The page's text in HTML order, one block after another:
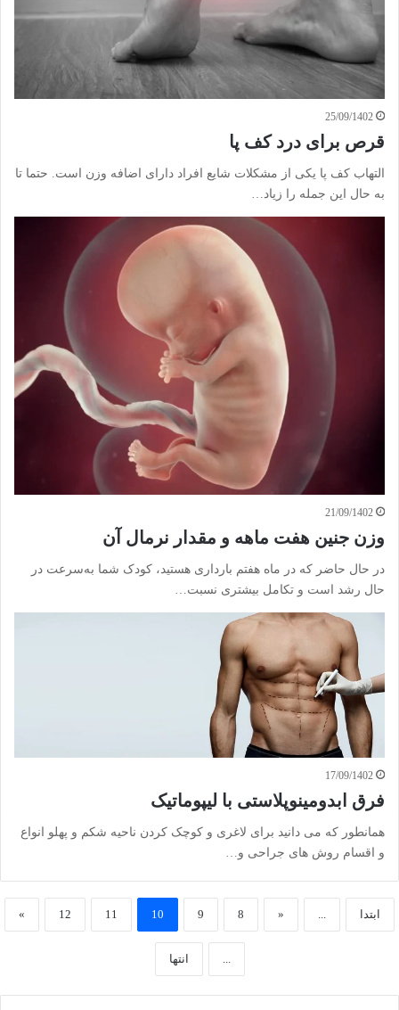
25/09/1402
قرص برای درد کف پا
التهاب کف پا یکی از مشکلات شایع افراد دارای اضافه وزن است. حتما تا
به حال این جمله را زیاد…
21/09/1402
وزن جنین هفت ماهه و مقدار نرمال آن
در حال حاضر که در ماه هفتم بارداری هستید، کودک شما به‌سرعت در
حال رشد است و تکامل بیشتری نسبت…
17/09/1402
فرق ابدومینوپلاستی با لیپوماتیک
همانطور که می دانید برای لاغری و کوچک کردن ناحیه شکم و پهلو انواع
و اقسام روش های جراحی و…
ابتدا «
8
9
10
11
12
»
انتها